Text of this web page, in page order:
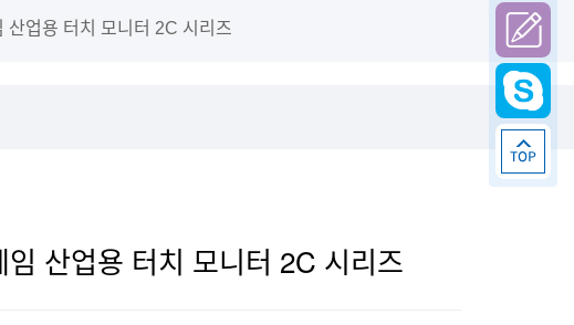
산업용 터치 모니터 2C 시리즈
산업용 터치 모니터 2C 시리즈